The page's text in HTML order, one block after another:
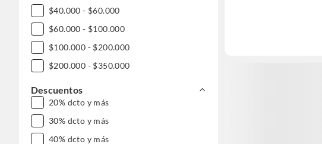
$40.000 - $60.000
$60.000 - $100.000
$100.000 - $200.000
$200.000 - $350.000
Descuentos
20% dcto y más
30% dcto y más
40% dcto y más